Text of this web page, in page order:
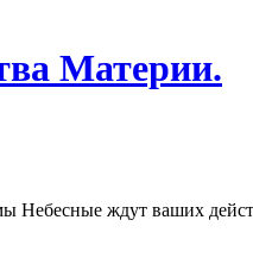
Материи.
Небесные ждут ваших